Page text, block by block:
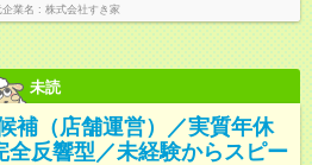
業名 株式会社すき家
未読
補（店舗運営）／実質年休
全反響型／未経験からスピー